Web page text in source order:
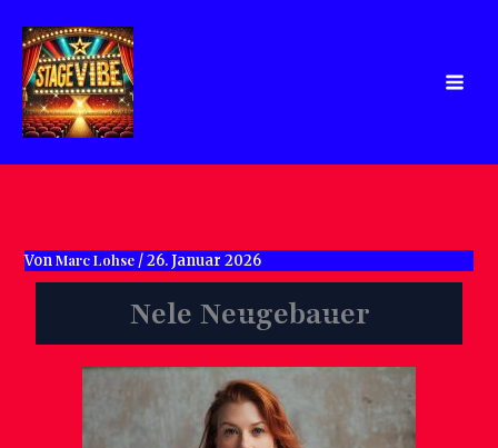
Inhalt
springen
VonMarc Lohse /26. Januar 2026
Nele Neugebauer